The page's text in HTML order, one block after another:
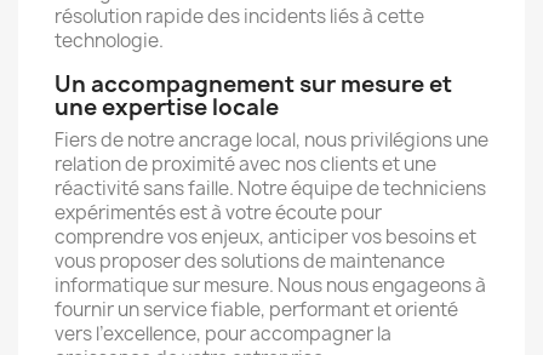
résolution rapide des incidents liés à cette
technologie.
Un accompagnement sur mesure et
une expertise locale
Fiers de notre ancrage local, nous privilégions une
relation de proximité avec nos clients et une
réactivité sans faille. Notre équipe de techniciens
expérimentés est à votre écoute pour
comprendre vos enjeux, anticiper vos besoins et
vous proposer des solutions de maintenance
informatique sur mesure. Nous nous engageons à
fournir un service fiable, performant et orienté
vers l’excellence, pour accompagner la